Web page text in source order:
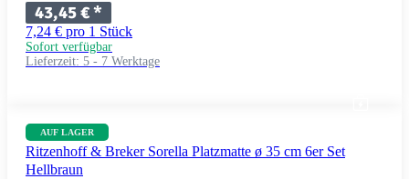
43,45 €*
7,24 € pro 1 Stück
Sofort verfügbar
Lieferzeit: 5 - 7 Werktage
AUF LAGER
Ritzenhoff & Breker Sorella Platzmatte ø 35 cm 6er Set
Hellbraun